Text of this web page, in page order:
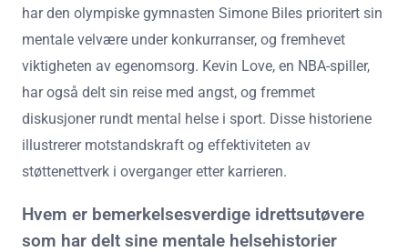
har den olympiske gymnasten Simone Biles prioritert sin
mentale velvære under konkurranser, og fremhevet
viktigheten av egenomsorg. Kevin Love, en NBA-spiller,
har også delt sin reise med angst, og fremmet
diskusjoner rundt mental helse i sport. Disse historiene
illustrerer motstandskraft og effektiviteten av
støttenettverk i overganger etter karrieren.
Hvem er bemerkelsesverdige idrettsutøvere
som har delt sine mentale helsehistorier